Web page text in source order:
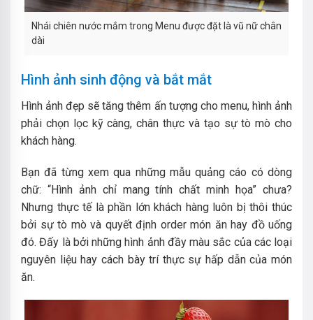
Nhái chiên nước mắm trong Menu được đặt là vũ nữ chân
dài
Hình ảnh sinh động và bắt mắt
Hình ảnh đẹp sẽ tăng thêm ấn tượng cho menu, hình ảnh
phải chọn lọc kỹ càng, chân thực và tạo sự tò mò cho
khách hàng.
Bạn đã từng xem qua những mẫu quảng cáo có dòng
chữ: “Hình ảnh chỉ mang tính chất minh họa” chưa?
Nhưng thực tế là phần lớn khách hàng luôn bị thôi thúc
bởi sự tò mò và quyết định order món ăn hay đồ uống
đó. Đấy là bởi những hình ảnh đầy màu sắc của các loại
nguyên liệu hay cách bày trí thực sự hấp dẫn của món
ăn.